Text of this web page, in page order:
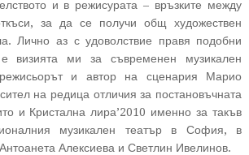
и в режисурата – връзките между
за да се получи общ художествен
Лично аз с удоволствие правя подобни
визията ми за съвременен музикален
и автор на сценария Марио
на редица отличия за постановъчната
и Кристална лира’2010 именно за такъв
музикален театър в София, в
Алексиева и Светлин Ивелинов.